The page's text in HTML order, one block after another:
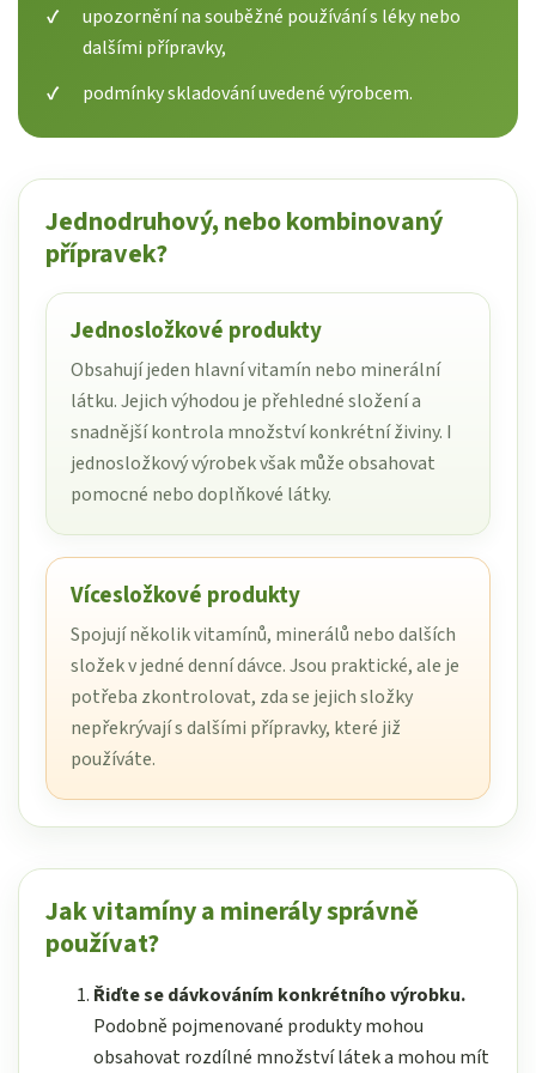
upozornění na souběžné používání s léky nebo
dalšími přípravky,
podmínky skladování uvedené výrobcem.
Jednodruhový, nebo kombinovaný
přípravek?
Jednosložkové produkty
Obsahují jeden hlavní vitamín nebo minerální
látku. Jejich výhodou je přehledné složení a
snadnější kontrola množství konkrétní živiny. I
jednosložkový výrobek však může obsahovat
pomocné nebo doplňkové látky.
Vícesložkové produkty
Spojují několik vitamínů, minerálů nebo dalších
složek v jedné denní dávce. Jsou praktické, ale je
potřeba zkontrolovat, zda se jejich složky
nepřekrývají s dalšími přípravky, které již
používáte.
Jak vitamíny a minerály správně
používat?
Řiďte se dávkováním konkrétního výrobku.
Podobně pojmenované produkty mohou
obsahovat rozdílné množství látek a mohou mít